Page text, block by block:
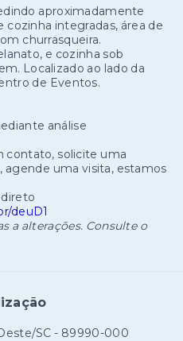
aproximadamente
cozinha integradas, área de
churrasqueira.
e cozinha sob
Localizado ao lado da
de Eventos.
análise
contato, solicite uma
uma visita, estamos
deuD1
a alterações. Consulte o
SC - 89990-000